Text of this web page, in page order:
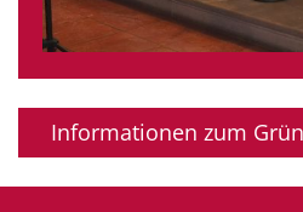
Informationen zum